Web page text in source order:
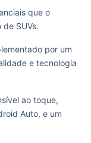
que o
SUVs.
por um
e tecnologia
ao toque,
Auto, e um